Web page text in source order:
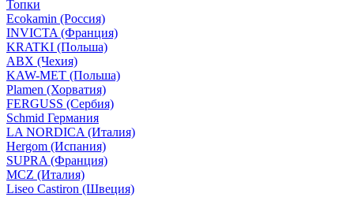
Топки
Ecokamin (Россия)
INVICTA (Франция)
KRATKI (Польша)
ABX (Чехия)
KAW-MET (Польша)
Plamen (Хорватия)
FERGUSS (Сербия)
Schmid Германия
LA NORDICA (Италия)
Hergom (Испания)
SUPRA (Франция)
MCZ (Италия)
Liseo Castiron (Швеция)